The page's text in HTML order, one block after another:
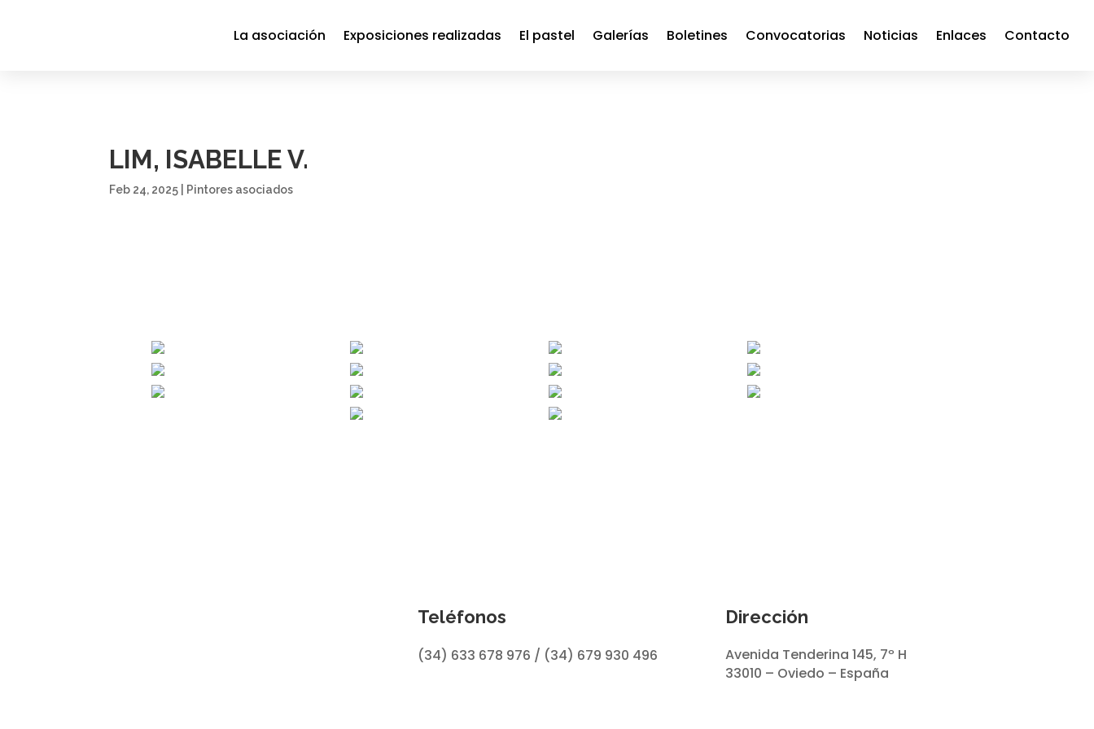
La asociación Exposiciones realizadas El pastel Galerías Boletines Convocatorias Noticias Enlaces Contacto
LIM, ISABELLE V.
Feb 24, 2025 Pintores asociados
Teléfonos
(34) 633 678 976 / (34) 679 930 496
Dirección
Avenida Tenderina 145, 7º H
33010 – Oviedo – España